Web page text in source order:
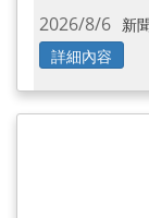
2026/8/6 新
詳細內容